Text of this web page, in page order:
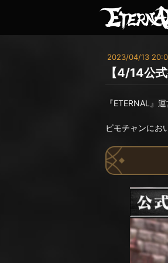
2023/04/13
【4/14公
『ETERNAL』
ビモチャンにお